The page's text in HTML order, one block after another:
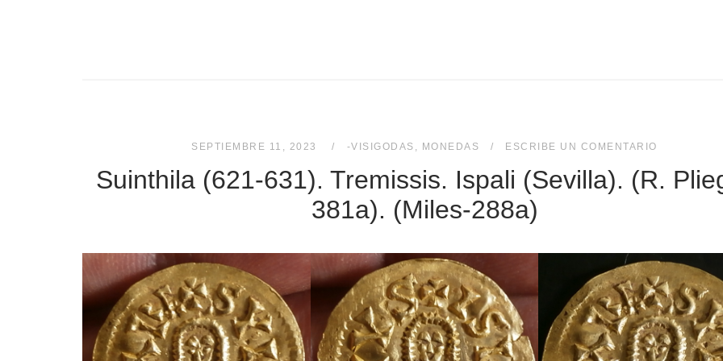
SEPTIEMBRE 11, 2023 -VISIGODAS , MONEDAS ESCRIBE UN COMENTARIO
Suinthila (621-631). Tremissis. Ispali (Sevilla). (R.
381a). (Miles-288a)